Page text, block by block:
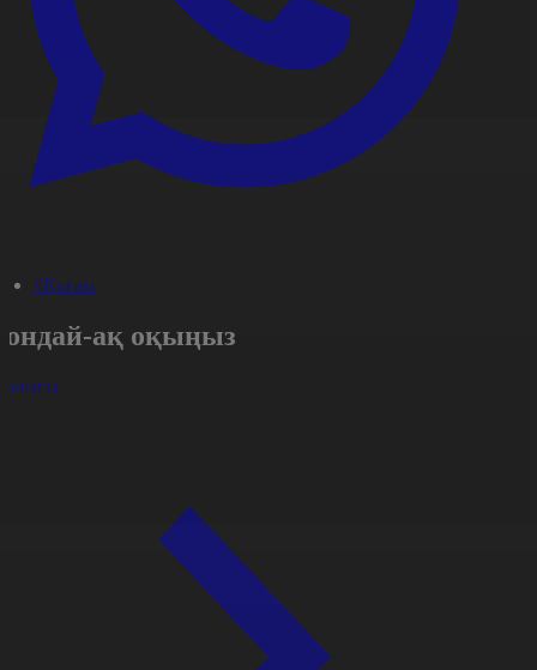
#Қоғам
ақ оқыңыз